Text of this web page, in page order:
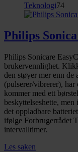
Teknologi74
Philips
Philips Sonicare
brukervennlighet.
den støyer mer enn de
(pulserer/vibrerer),
kommer med ett
beskyttelseshette,
det oppladbare
ifølge Forbrugerrådet
intervalltimer.
Les saken